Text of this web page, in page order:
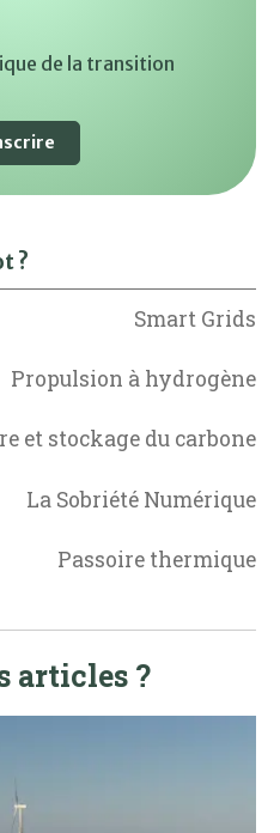
de la transition
?
Smart Grids
Propulsion à hydrogène
et stockage du carbone
La Sobriété Numérique
Passoire thermique
articles ?